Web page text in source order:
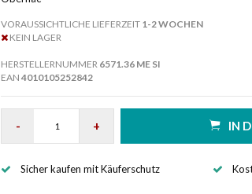
VORAUSSICHTLICHE LIEFERZEIT1-2 WOCHEN
KEIN LAGER
HERSTELLERNUMMER 6571.36 ME SI
EAN 4010105252842
- + IN
Sicher kaufen mit Käuferschutz